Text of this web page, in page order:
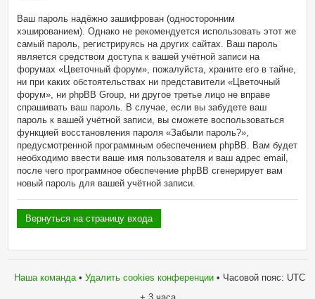
Ваш пароль надёжно зашифрован (односторонним
хэшированием). Однако не рекомендуется использовать этот же
самый пароль, регистрируясь на других сайтах. Ваш пароль
является средством доступа к вашей учётной записи на
форумах «Цветочный форум», пожалуйста, храните его в тайне,
ни при каких обстоятельствах ни представители «Цветочный
форум», ни phpBB Group, ни другое третье лицо не вправе
спрашивать ваш пароль. В случае, если вы забудете ваш
пароль к вашей учётной записи, вы сможете воспользоваться
функцией восстановления пароля «Забыли пароль?»,
предусмотренной программным обеспечением phpBB. Вам будет
необходимо ввести ваше имя пользователя и ваш адрес email,
после чего программное обеспечение phpBB сгенерирует вам
новый пароль для вашей учётной записи.
Вернуться на страницу входа
Наша команда• Удалить cookies конференции• Часовой пояс: UTC